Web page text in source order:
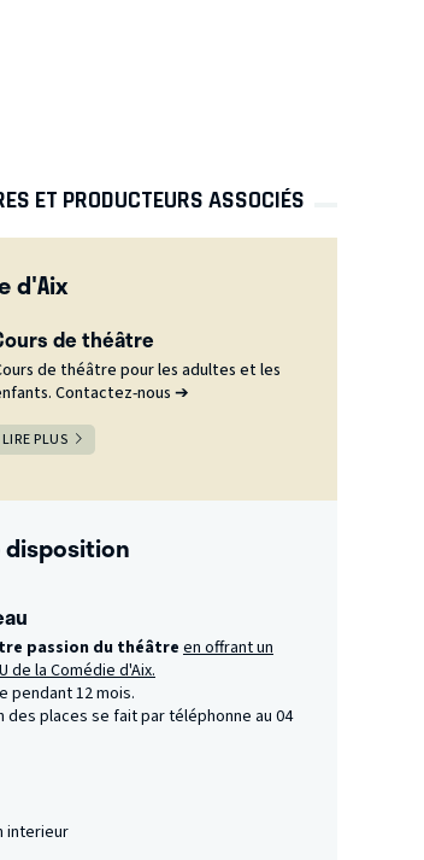
ET PRODUCTEURS ASSOCIÉS
d'Aix
de théâtre
de théâtre pour les adultes et les
Contactez-nous ➔
LIRE PLUS
disposition
passion du théâtreen offrant un
de la Comédie d'Aix.
pendant 12 mois.
des places se fait par téléphonne au 04
interieur